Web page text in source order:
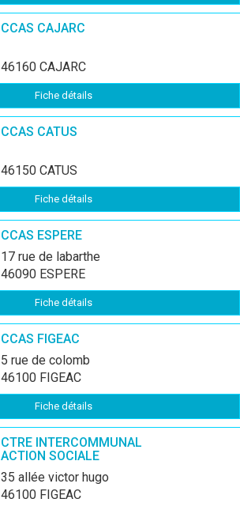
CCAS CAJARC
46160 CAJARC
Fiche détails
CCAS CATUS
46150 CATUS
Fiche détails
CCAS ESPERE
17 rue de labarthe
46090 ESPERE
Fiche détails
CCAS FIGEAC
5 rue de colomb
46100 FIGEAC
Fiche détails
CTRE INTERCOMMUNAL
ACTION SOCIALE
35 allée victor hugo
46100 FIGEAC